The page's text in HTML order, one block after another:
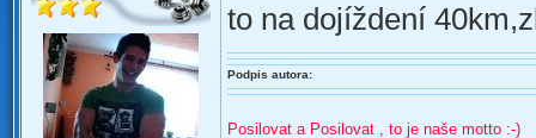
to na dojíždení
Podpis autora:
Posilovat a Posilovat , to je naše motto :-)